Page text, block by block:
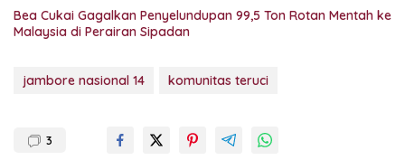
Bea Cukai Gagalkan Penyelundupan 99,5 Ton Rotan Mentah ke
Malaysia di Perairan Sipadan
jambore nasional 14 komunitas teruci
3